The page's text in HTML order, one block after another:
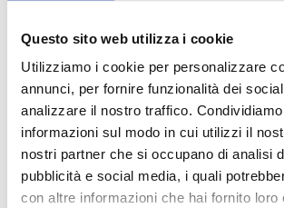
Questo sito web utilizza i cookie
Utilizziamo i cookie per personalizzare
annunci, per fornire funzionalità dei
analizzare il nostro traffico.
informazioni sul modo in cui utilizzi il
nostri partner che si occupano di analisi
pubblicità e social media, i quali
con altre informazioni che hai fornito loro
-40%
UNICA
MV AGUSTA
FOULARD SETA UNISEX
€ 48,80
€ 29,28